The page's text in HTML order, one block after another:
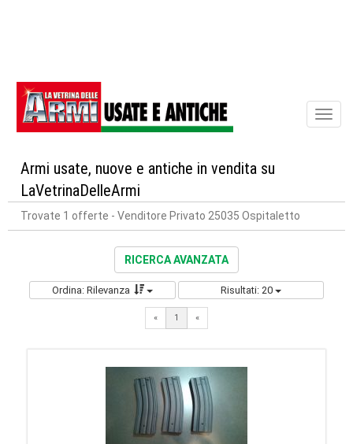
Armi usate, nuove e antiche in vendita su
LaVetrinaDelleArmi
Trovate 1 offerte - Venditore Privato 25035 Ospitaletto
RICERCA AVANZATA
Ordina: Rilevanza Risultati: 20
« 1 «